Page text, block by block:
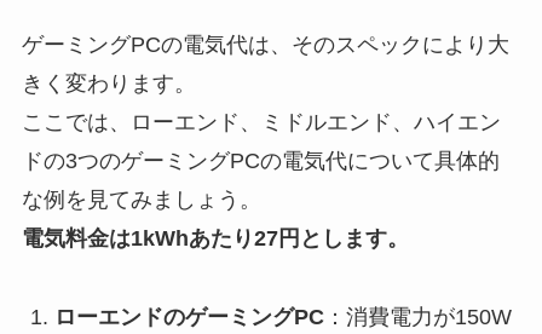
ゲーミングPCの電気代は、そのスペックにより大
きく変わります。
ここでは、ローエンド、ミドルエンド、ハイエン
ドの3つのゲーミングPCの電気代について具体的
な例を見てみましょう。
電気料金は1kWhあたり27円とします。
ローエンドのゲーミングPC：消費電力が150W